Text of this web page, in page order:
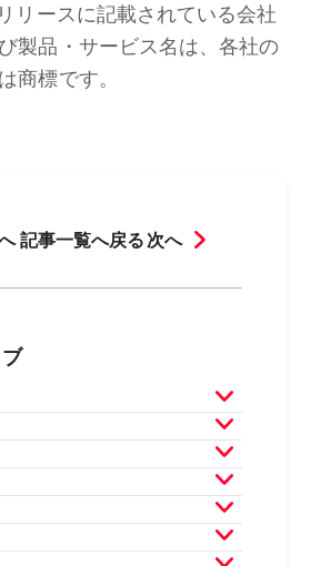
リースに記載されている会社
製品・サービス名は、各社の
商標です。
記事一覧へ戻る 次へ
7月 2026年6月
5月 2026年4月
3月 2026年2月
12月2025年11月
10月2025年9月
8月 2025年7月
月
12月2024年11月
10月2024年9月
8月 2024年7月
12月2023年11月
10月2023年9月
12月2022年11月